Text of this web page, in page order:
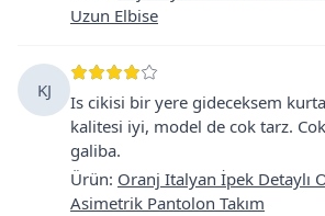
Uzun Elbise
KJ
Is cikisi bir yere gideceksem
kalitesi iyi, model de cok tarz.
galiba.
Ürün: Oranj Italyan İpek Detaylı
Asimetrik Pantolon Takım